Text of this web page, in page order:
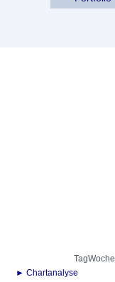
TagWoche
► Chartanalyse